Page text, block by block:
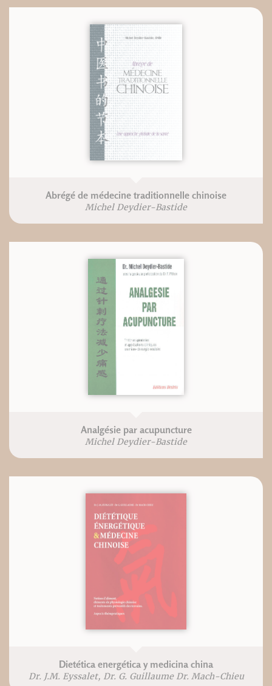
Abrégé de médecine traditionnelle chinoise
Michel Deydier-Bastide
Analgésie par acupuncture
Michel Deydier-Bastide
Dietética energética y medicina china
Dr. J.M. Eyssalet, Dr. G. Guillaume Dr. Mach-Chieu